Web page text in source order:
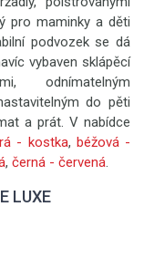
pro maminky a děti
podvozek se dá
vybaven sklápěcí
odnímatelným
do pěti
a prát. V nabídce
- kostka, béžová -
, černá - červená.
LUXE